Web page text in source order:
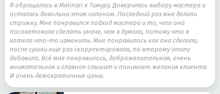
Я обращалась в Malinari к Тимуру. Доверилась выбору мастера и
осталась довольна этим салоном. Последний раз мне делали
стрижку. Мне понравился подход мастера и то, что она
посоветовала сделать иначе, чем я думала, потому что я
хотела что-то изменить. Мне понравилось как она сделала,
после сушки еще раз скорректировала, по второму этапу
добавила. Всё мне понравилось, доброжелательная, очень
внимательная и главное слышит и понимает желания клиента.
И очень демократичные цены.